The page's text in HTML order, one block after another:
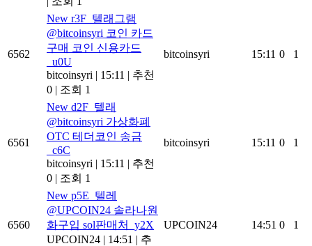
6562
New r3F_텔래그램
@bitcoinsyri 코인 카드
구매 코인 신용카드
_u0U
bitcoinsyri | 15:11 | 추천
0 | 조회 1
bitcoinsyri 15:11 0 1
6561
New d2F_텔래
@bitcoinsyri 가상화폐
OTC 테더코인 송금
_c6C
bitcoinsyri | 15:11 | 추천
0 | 조회 1
bitcoinsyri 15:11 0 1
6560
New p5E_텔레
@UPCOIN24 솔라나원
화구입 sol판매처_y2X
UPCOIN24 | 14:51 | 추
UPCOIN24 14:51 0 1